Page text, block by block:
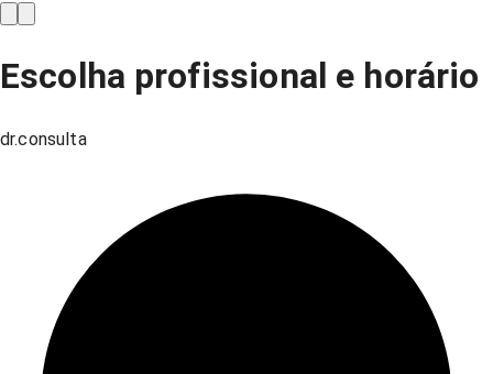
Escolha profissional e horário
dr.consulta